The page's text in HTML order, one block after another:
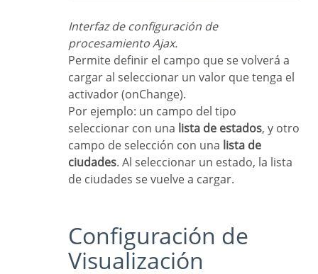
Interfaz de configuración de
procesamiento Ajax.
Permite definir el campo que se volverá a
cargar al seleccionar un valor que tenga el
activador (onChange).
Por ejemplo: un campo del tipo
seleccionar con una lista de estados, y otro
campo de selección con una lista de
ciudades. Al seleccionar un estado, la lista
de ciudades se vuelve a cargar.
Configuración de
Visualización